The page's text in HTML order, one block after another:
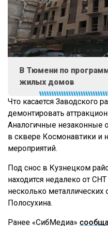
В Тюмени по
жилых домов
Что касается Заводского
демонтировать
Аналогичные незаконные
в сквере Космонавтики
мероприятий.
Под снос в Кузнецком
находится недалеко от
несколько
Полосухина.
Ранее «СибМедиа»